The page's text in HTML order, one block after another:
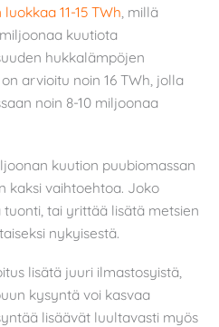
luokkaa 11-15 TWh, millä
kuutiota
hukkalämpöjen
arvioitu noin 16 TWh, jolla
noin 8-10 miljoonaa
kuution puubiomassan
kaksi vaihtoehtoa. Joko
tai yrittää lisätä metsien
nykyisestä.
lisätä juuri ilmastosyistä,
kysyntä voi kasvaa
lisäävät luultavasti myös